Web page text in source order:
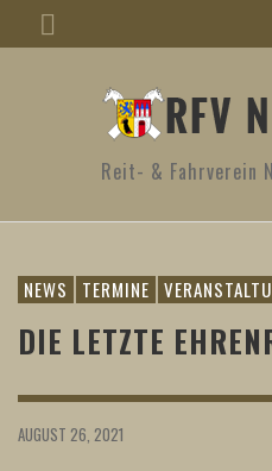
Reit- & Fahrverein
NEWS TERMINE
DIE LETZTE
AUGUST 26, 2021